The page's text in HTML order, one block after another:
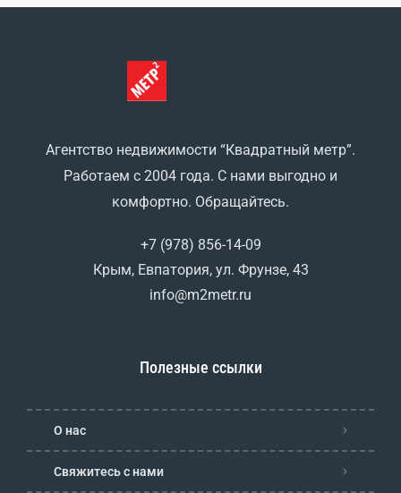
Агентство недвижимости “Квадратный метр”.
Работаем с 2004 года. С нами выгодно и
комфортно. Обращайтесь.
+7 (978) 856-14-09
Крым, Евпатория, ул. Фрунзе, 43
info@m2metr.ru
Полезные ссылки
О нас
Свяжитесь с нами